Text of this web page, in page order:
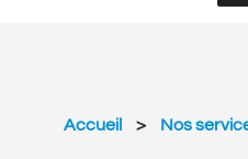
Accueil > Nos